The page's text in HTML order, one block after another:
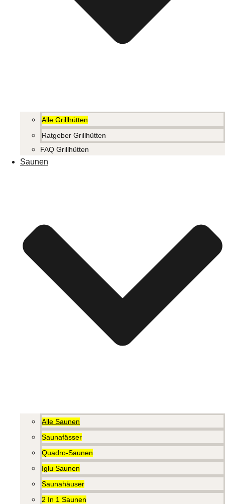
Alle Grillhütten
Ratgeber Grillhütten
FAQ Grillhütten
Saunen
Alle Saunen
Saunafässer
Quadro-Saunen
Iglu Saunen
Saunahäuser
2 In 1 Saunen